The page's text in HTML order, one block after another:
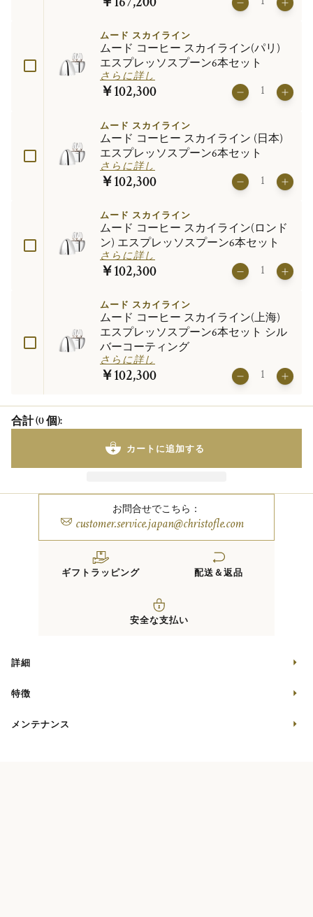
ムード スカイライン
ムード コーヒー スカイライン(パリ)
エスプレッソスプーン6本セット
さらに詳し
￥102,300
ムード スカイライン
ムード コーヒー スカイライン (日本)
エスプレッソスプーン6本セット
さらに詳し
￥102,300
ムード スカイライン
ムード コーヒー スカイライン(ロンド
ン) エスプレッソスプーン6本セット
さらに詳し
￥102,300
ムード スカイライン
ムード コーヒー スカイライン(上海)
エスプレッソスプーン6本セット シル
バーコーティング
さらに詳し
￥102,300
合計(0個):
カートに追加する
お問合せでこちら：
customer.service.japan@christofle.com
ギフトラッピング 配送＆返品
安全な支払い
詳細
特徴
メンテナンス